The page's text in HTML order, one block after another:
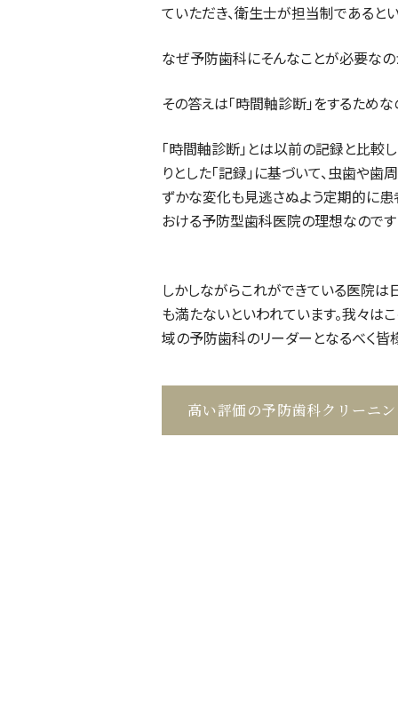
ていただき、衛生士が担当制であるとい
なぜ予防歯科にそんなことが必要なのか
その答えは「時間軸診断」をするためな
「時間軸診断」とは以前の記録と比較
りとした「記録」に基づいて、虫歯や歯
ずかな変化も見逃さぬよう定期的に患
おける予防型歯科医院の理想なのです
しかしながらこれができている医院
も満たないといわれています。我々は
域の予防歯科のリーダーとなるべく皆
高い評価の予防歯科クリーニ